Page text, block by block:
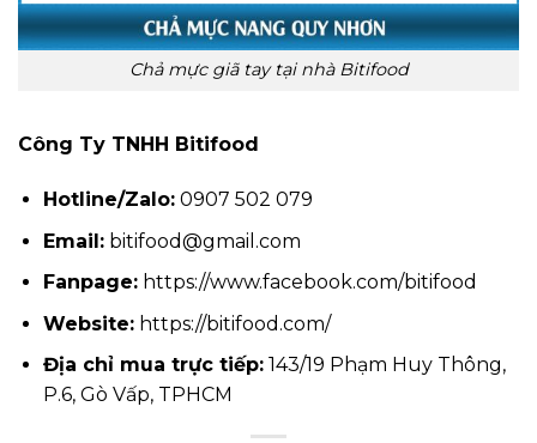
Chả mực giã tay tại nhà Bitifood
Công Ty TNHH Bitifood
Hotline/Zalo:0907 502 079
Email:bitifood@gmail.com
Fanpage:https://www.facebook.com/bitifood
Website:https://bitifood.com/
Địa chỉ mua trực tiếp:143/19 Phạm Huy Thông,
P.6, Gò Vấp, TPHCM